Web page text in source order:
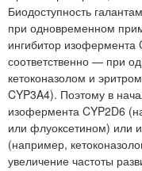
Биодоступность
при одновременном
ингибитор изофермента
соответственно — при
кетоконазолом и
CYP3A4). Поэтому в
изофермента CYP2D6
или флуоксетином) или
(например,
увеличение частоты